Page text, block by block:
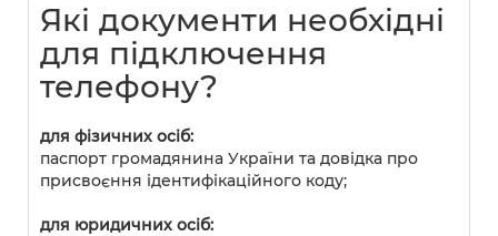
Які документи необхідні
для підключення
телефону?
для фізичних осіб:
паспорт громадянина України та довідка про
присвоєння ідентифікаційного коду;
для юридичних осіб: